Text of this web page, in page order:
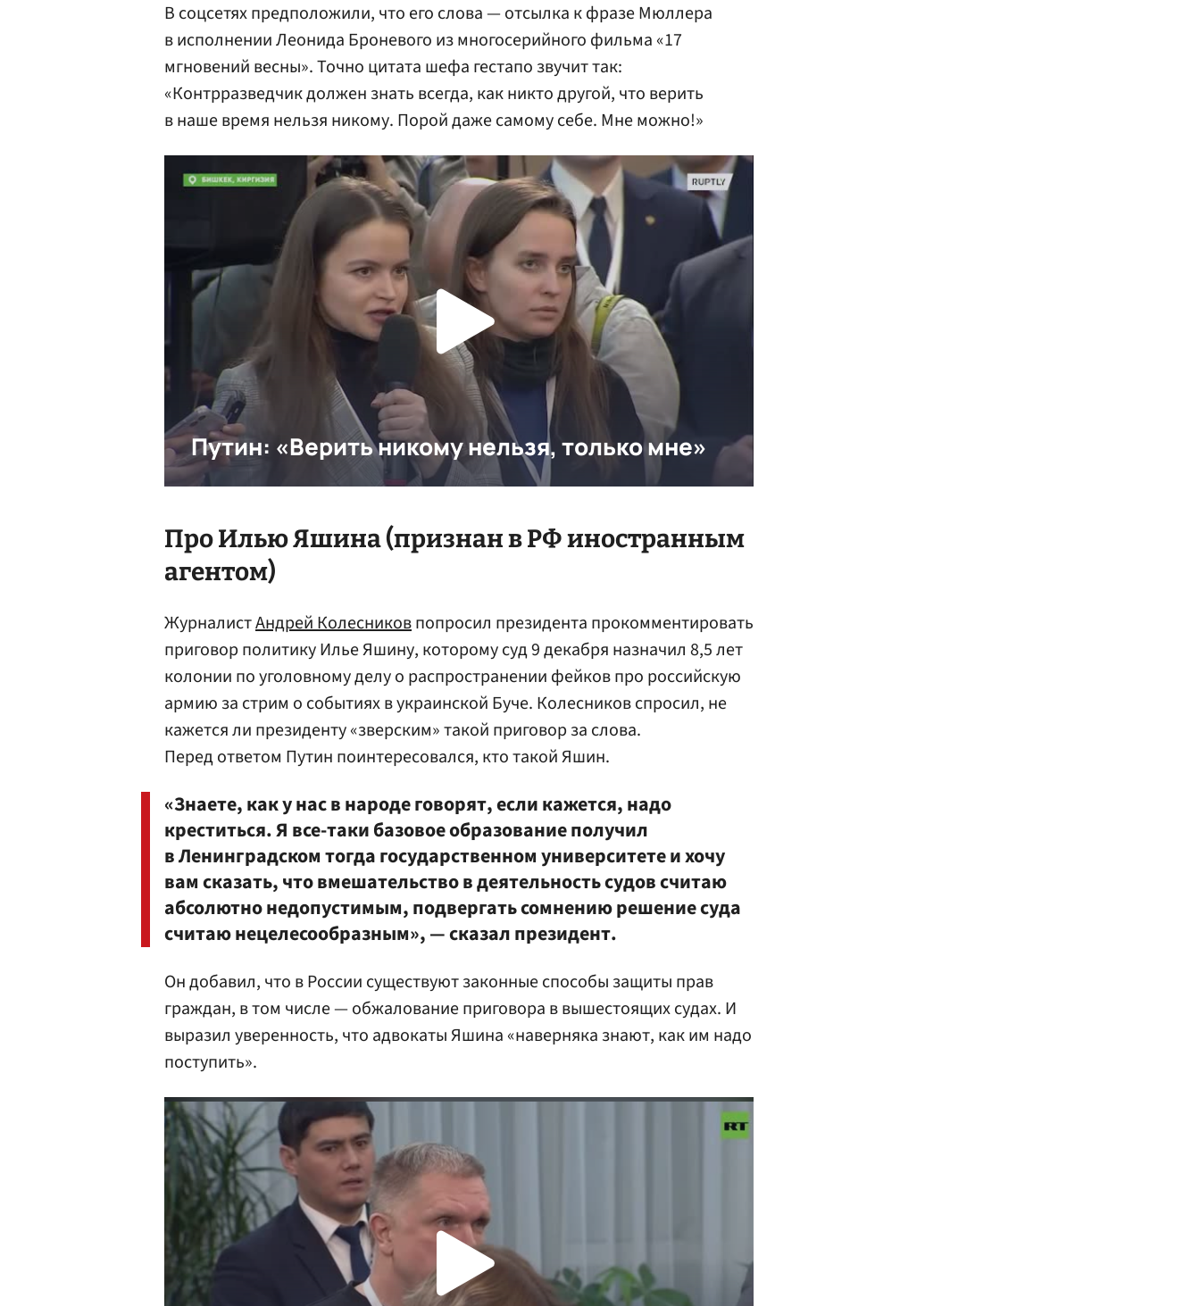
В соцсетях предположили, что его слова — отсылка к фразе Мюллера
в исполнении Леонида Броневого из многосерийного фильма «17
мгновений весны». Точно цитата шефа гестапо звучит так:
«Контрразведчик должен знать всегда, как никто другой, что верить
в наше время нельзя никому. Порой даже самому себе. Мне можно!»
Про ИльюЯшина(признан в РФ иностранным
агентом)
ЖурналистАндрей Колесниковпопросил президента прокомментировать
приговор политику Илье Яшину, которому суд 9 декабря назначил 8,5 лет
колонии по уголовному делу о распространении фейков про российскую
армию за стрим о событиях в украинской Буче. Колесников спросил, не
кажется ли президенту «зверским» такой приговор за слова.
Перед ответом Путин поинтересовался, кто такой Яшин.
«Знаете, как у нас в народе говорят, если кажется, надо
креститься. Я все-таки базовое образование получил
в Ленинградском тогда государственном университете и хочу
вам сказать, что вмешательство в деятельность судов считаю
абсолютно недопустимым, подвергать сомнению решение суда
считаю нецелесообразным», — сказал президент.
Он добавил, что в России существуют законные способы защиты прав
граждан, в том числе — обжалование приговора в вышестоящих судах. И
выразил уверенность, что адвокаты Яшина «наверняка знают, как им надо
поступить».